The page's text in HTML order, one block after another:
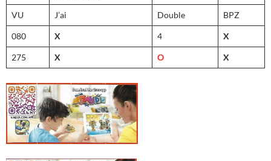
VU J’ai Double BPZ
080 X 4 X
275 X O X